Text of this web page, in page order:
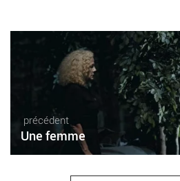
précédent
Une femme